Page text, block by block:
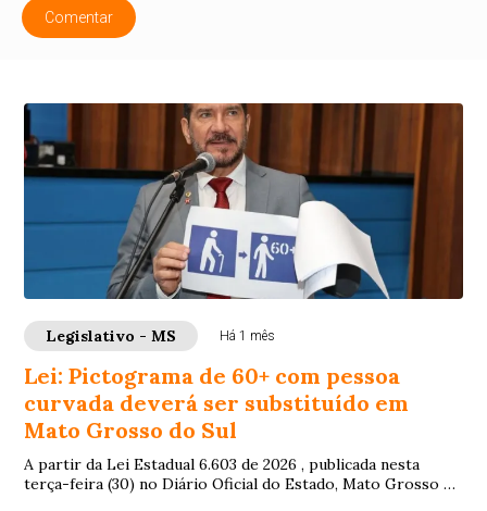
Comentar
Legislativo - MS Há 1 mês
Lei: Pictograma de 60+ com pessoa
curvada deverá ser substituído em
Mato Grosso do Sul
A partir da Lei Estadual 6.603 de 2026 , publicada nesta
terça-feira (30) no Diário Oficial do Estado, Mato Grosso do